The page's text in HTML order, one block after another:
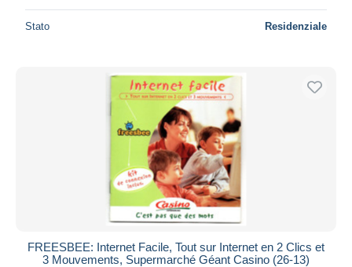
Residenza del venditore
Aggiorna
Stato Residenziale
FREESBEE: Internet Facile, Tout sur Internet en 2 Clics et
3 Mouvements, Supermarché Géant Casino (26-13)